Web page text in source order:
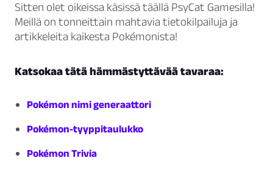
Sitten olet oikeissa käsissä täällä PsyCat Gamesilla!
Meillä on tonneittain mahtavia tietokilpailuja ja
artikkeleita kaikesta Pokémonista!
Katsokaa tätä hämmästyttävää tavaraa:
Pokémon nimi generaattori
Pokémon-tyyppitaulukko
Pokémon Trivia